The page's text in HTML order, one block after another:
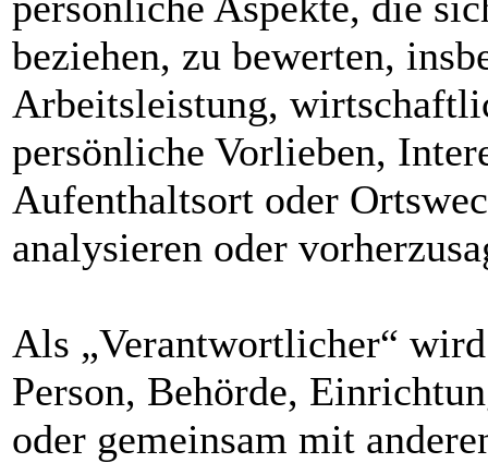
beziehen, zu bewerten,
Arbeitsleistung,
persönliche Vorlieben,
Aufenthaltsort oder
analysieren oder
Als „Verantwortlicher“
Person, Behörde,
oder gemeinsam mit